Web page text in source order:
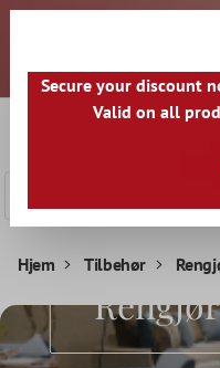
Kjære kunder, alle priser er
Alle varer
Hjem Tilbehør
Secure your discount
Valid on all